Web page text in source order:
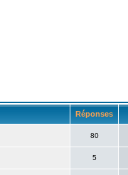
Réponses
80
5